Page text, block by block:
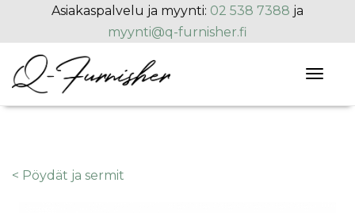
Hyppää pääsisältöön
Asiakaspalvelu ja myynti: 02 538 7388 ja
myynti@q-furnisher.fi
< Pöydät ja sermit